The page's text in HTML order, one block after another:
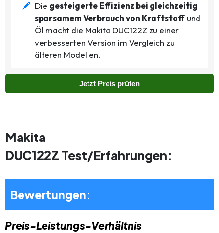
Die gesteigerte Effizienz bei gleichzeitig
sparsamem Verbrauch von Kraftstoff und
Öl macht die Makita DUC122Z zu einer
verbesserten Version im Vergleich zu
älteren Modellen.
Jetzt Preis prüfen
Makita
DUC122Z Test/Erfahrungen:
Bewertungen:
Preis-Leistungs-Verhältnis